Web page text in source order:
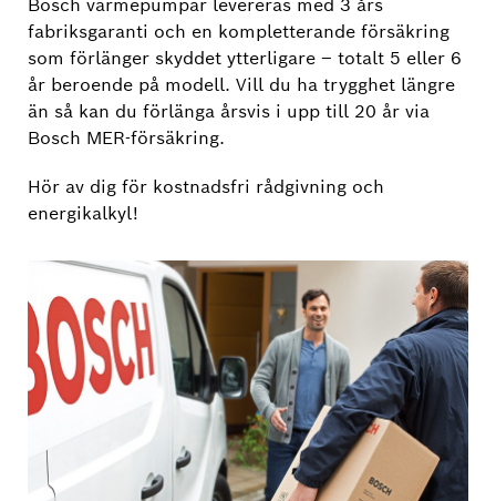
Bosch värmepumpar levereras med 3 års
fabriksgaranti och en kompletterande försäkring
som förlänger skyddet ytterligare – totalt 5 eller 6
år beroende på modell. Vill du ha trygghet längre
än så kan du förlänga årsvis i upp till 20 år via
Bosch MER-försäkring.
Hör av dig för kostnadsfri rådgivning och
energikalkyl!